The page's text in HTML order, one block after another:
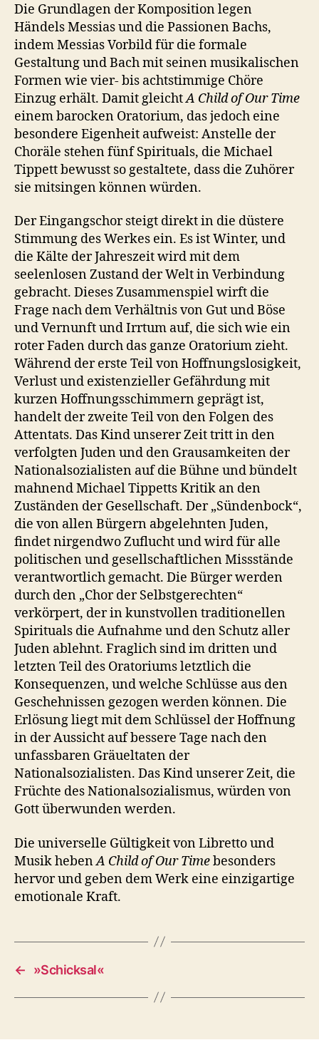
Die Grundlagen der Komposition legen
Händels Messias und die Passionen Bachs,
indem Messias Vorbild für die formale
Gestaltung und Bach mit seinen musikalischen
Formen wie vier- bis achtstimmige Chöre
Einzug erhält. Damit gleichtA Child of Our Time
einem barocken Oratorium, das jedoch eine
besondere Eigenheit aufweist: Anstelle der
Choräle stehen fünf Spirituals, die Michael
Tippett bewusst so gestaltete, dass die Zuhörer
sie mitsingen können würden.
Der Eingangschor steigt direkt in die düstere
Stimmung des Werkes ein. Es ist Winter, und
die Kälte der Jahreszeit wird mit dem
seelenlosen Zustand der Welt in Verbindung
gebracht. Dieses Zusammenspiel wirft die
Frage nach dem Verhältnis von Gut und Böse
und Vernunft und Irrtum auf, die sich wie ein
roter Faden durch das ganze Oratorium zieht.
Während der erste Teil von Hoffnungslosigkeit,
Verlust und existenzieller Gefährdung mit
kurzen Hoffnungsschimmern geprägt ist,
handelt der zweite Teil von den Folgen des
Attentats. Das Kind unserer Zeit tritt in den
verfolgten Juden und den Grausamkeiten der
Nationalsozialisten auf die Bühne und bündelt
mahnend Michael Tippetts Kritik an den
Zuständen der Gesellschaft. Der „Sündenbock“,
die von allen Bürgern abgelehnten Juden,
findet nirgendwo Zuflucht und wird für alle
politischen und gesellschaftlichen Missstände
verantwortlich gemacht. Die Bürger werden
durch den „Chor der Selbstgerechten“
verkörpert, der in kunstvollen traditionellen
Spirituals die Aufnahme und den Schutz aller
Juden ablehnt. Fraglich sind im dritten und
letzten Teil des Oratoriums letztlich die
Konsequenzen, und welche Schlüsse aus den
Geschehnissen gezogen werden können. Die
Erlösung liegt mit dem Schlüssel der Hoffnung
in der Aussicht auf bessere Tage nach den
unfassbaren Gräueltaten der
Nationalsozialisten. Das Kind unserer Zeit, die
Früchte des Nationalsozialismus, würden von
Gott überwunden werden.
Die universelle Gültigkeit von Libretto und
Musik hebenA Child of Our Timebesonders
hervor und geben dem Werk eine einzigartige
emotionale Kraft.
← »Schicksal«